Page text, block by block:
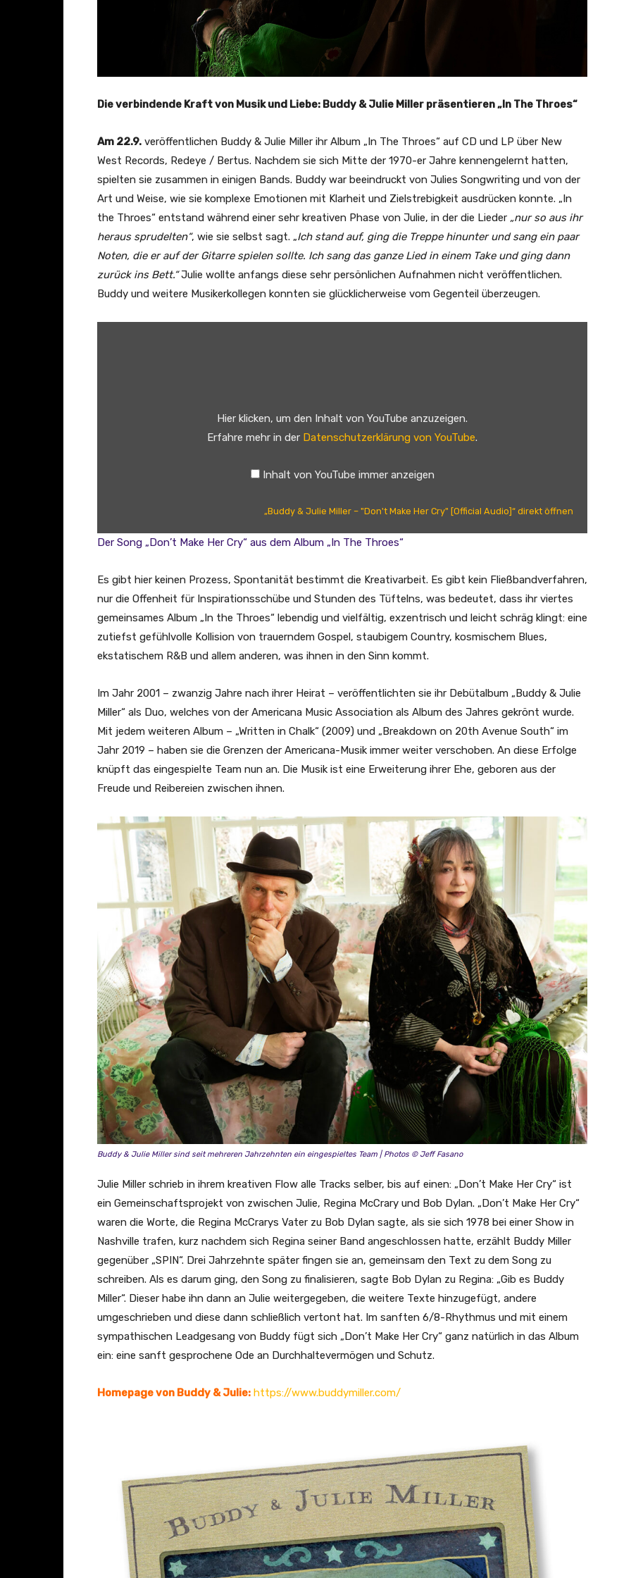
Die verbindende Kraft von Musik und Liebe: Buddy & Julie Miller präsentieren „In The Throes“
Am 22.9. veröffentlichen Buddy & Julie Miller ihr Album „In The Throes“ auf CD und LP über New
West Records, Redeye / Bertus. Nachdem sie sich Mitte der 1970-er Jahre kennengelernt hatten,
spielten sie zusammen in einigen Bands. Buddy war beeindruckt von Julies Songwriting und von der
Art und Weise, wie sie komplexe Emotionen mit Klarheit und Zielstrebigkeit ausdrücken konnte. „In
the Throes“ entstand während einer sehr kreativen Phase von Julie, in der die Lieder „nur so aus ihr
heraus sprudelten“, wie sie selbst sagt. „Ich stand auf, ging die Treppe hinunter und sang ein paar
Noten, die er auf der Gitarre spielen sollte. Ich sang das ganze Lied in einem Take und ging dann
zurück ins Bett.“Julie wollte anfangs diese sehr persönlichen Aufnahmen nicht veröffentlichen.
Buddy und weitere Musikerkollegen konnten sie glücklicherweise vom Gegenteil überzeugen.
e
i
l
l
e
r
"
D
o
n
'
t
a
e
r
y
"
[
O
f
f
i
c
a
A
u
d
i
o
]
“
v
o
n
o
Hier klicken, um den Inhalt von YouTube anzuzeigen.
Erfahre mehr in der Datenschutzerklärung von YouTube.
Inhalt von YouTube immer anzeigen
„Buddy & Julie Miller – "Don't Make Her Cry" [Official Audio]“ direkt öffnen
Der Song „Don’t Make Her Cry“ aus dem Album „In The Throes“
Es gibt hier keinen Prozess, Spontanität bestimmt die Kreativarbeit. Es gibt kein Fließbandverfahren,
nur die Offenheit für Inspirationsschübe und Stunden des Tüftelns, was bedeutet, dass ihr viertes
gemeinsames Album „In the Throes“ lebendig und vielfältig, exzentrisch und leicht schräg klingt: eine
zutiefst gefühlvolle Kollision von trauerndem Gospel, staubigem Country, kosmischem Blues,
ekstatischem R&B und allem anderen, was ihnen in den Sinn kommt.
Im Jahr 2001 – zwanzig Jahre nach ihrer Heirat – veröffentlichten sie ihr Debütalbum „Buddy & Julie
Miller“ als Duo, welches von der Americana Music Association als Album des Jahres gekrönt wurde.
Mit jedem weiteren Album – „Written in Chalk“ (2009) und „Breakdown on 20th Avenue South“ im
Jahr 2019 – haben sie die Grenzen der Americana-Musik immer weiter verschoben. An diese Erfolge
knüpft das eingespielte Team nun an. Die Musik ist eine Erweiterung ihrer Ehe, geboren aus der
Freude und Reibereien zwischen ihnen.
Buddy & Julie Miller sind seit mehreren Jahrzehnten ein eingespieltes Team | Photos © Jeff Fasano
Julie Miller schrieb in ihrem kreativen Flow alle Tracks selber, bis auf einen: „Don’t Make Her Cry“ ist
ein Gemeinschaftsprojekt von zwischen Julie, Regina McCrary und Bob Dylan. „Don’t Make Her Cry“
waren die Worte, die Regina McCrarys Vater zu Bob Dylan sagte, als sie sich 1978 bei einer Show in
Nashville trafen, kurz nachdem sich Regina seiner Band angeschlossen hatte, erzählt Buddy Miller
gegenüber „SPIN“. Drei Jahrzehnte später fingen sie an, gemeinsam den Text zu dem Song zu
schreiben. Als es darum ging, den Song zu finalisieren, sagte Bob Dylan zu Regina: „Gib es Buddy
Miller“. Dieser habe ihn dann an Julie weitergegeben, die weitere Texte hinzugefügt, andere
umgeschrieben und diese dann schließlich vertont hat. Im sanften 6/8-Rhythmus und mit einem
sympathischen Leadgesang von Buddy fügt sich „Don’t Make Her Cry“ ganz natürlich in das Album
ein: eine sanft gesprochene Ode an Durchhaltevermögen und Schutz.
Homepage von Buddy & Julie: https://www.buddymiller.com/